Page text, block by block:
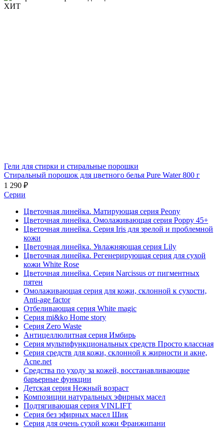
ХИТ
Гели для стирки и стиральные порошки
Стиральный порошок для цветного белья Pure Water 800 г
1 290 ₽
Серии
Цветочная линейка. Матирующая серия Peony
Цветочная линейка. Омолаживающая серия Poppy 45+
Цветочная линейка. Серия Iris для зрелой и проблемной
кожи
Цветочная линейка. Увлажняющая серия Lily
Цветочная линейка. Регенерирующая серия для сухой
кожи White Rose
Цветочная линейка. Серия Narcissus от пигментных
пятен
Омолаживающая серия для кожи, склонной к сухости,
Anti-age factor
Отбеливающая серия White magic
Серия mi&ko Home story
Серия Zero Waste
Антицеллюлитная серия Имбирь
Серия мультифункциональных средств Просто классная
Серия средств для кожи, склонной к жирности и акне,
Acne.net
Средства по уходу за кожей, восстанавливающие
барьерные функции
Детская серия Нежный возраст
Композиции натуральных эфирных масел
Подтягивающая серия VINLIFT
Серия без эфирных масел Шик
Серия для очень сухой кожи Франжипани